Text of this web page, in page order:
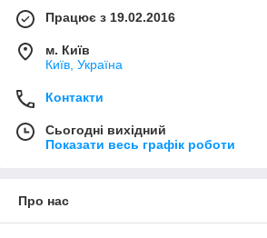
Працює з 19.02.2016
м. Київ
Київ, Україна
Контакти
Сьогодні вихідний
Показати весь графік роботи
Про нас